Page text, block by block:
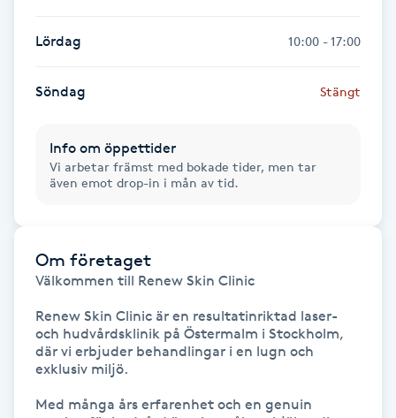
LPG-behandling
Luggklippning
Läpptatuering
Lördag 10:00 - 17:00
Söndag Stängt
Info om öppettider
Vi arbetar främst med bokade tider, men tar
även emot drop-in i mån av tid.
Om företaget
Välkommen till Renew Skin Clinic
Renew Skin Clinic är en resultatinriktad laser-
och hudvårdsklinik på Östermalm i Stockholm,
där vi erbjuder behandlingar i en lugn och
exklusiv miljö.
Med många års erfarenhet och en genuin